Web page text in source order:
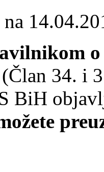
(Član 34. i
BiH